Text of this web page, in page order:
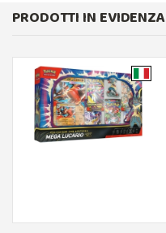
PRODOTTI IN EVIDENZA